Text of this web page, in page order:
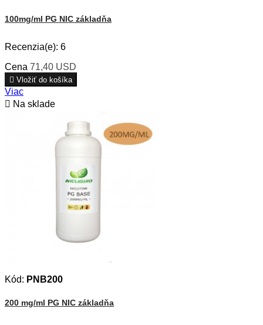
100mg/ml PG NIC základňa
Recenzia(e): 6
Cena 71,40 USD
 Vložiť do košíka
Viac
 Na sklade
Kód: PNB200
200 mg/ml PG NIC základňa